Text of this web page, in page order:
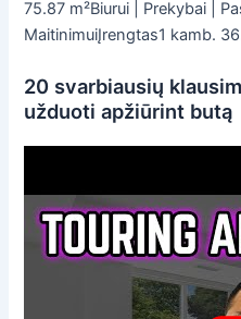
75.87 m²Biurui | Prekybai |
MaitinimuiĮrengtas1 kamb.
20 svarbiausių
užduoti apžiūrint butą